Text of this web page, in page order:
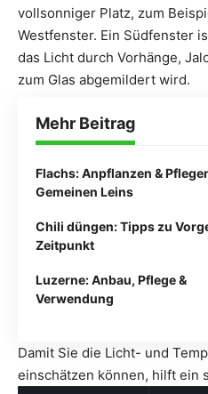
vollsonniger Platz, zum
Westfenster. Ein Südfenster
das Licht durch Vorhänge,
zum Glas abgemildert wird.
Mehr Beitrag
Flachs: Anpflanzen &
Gemeinen Leins
Chili düngen: Tipps zu
Zeitpunkt
Luzerne: Anbau, Pflege &
Verwendung
Damit Sie die Licht- und
einschätzen können, hilft ein